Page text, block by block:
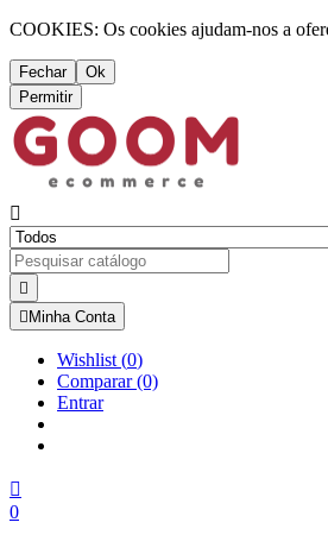
COOKIES: Os cookies ajudam-nos a
Fechar
Ok
Permitir


 Minha Conta
Wishlist (0)
Comparar(0)
Entrar

0